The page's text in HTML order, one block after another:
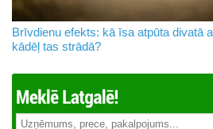
Brīvdienu efekts: kā īsa atpūta divatā
kādēļ tas strādā?